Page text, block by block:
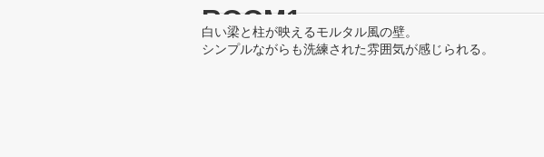
ROOM1
白い梁と柱が映えるモルタル風の壁。
シンプルながらも洗練された雰囲気が感じられる。